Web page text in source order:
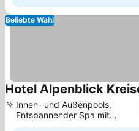
Beliebte Wahl
Hotel Alpenblick
Innen- und Außenpools,
Entspannender Spa mit
mehreren Saunen